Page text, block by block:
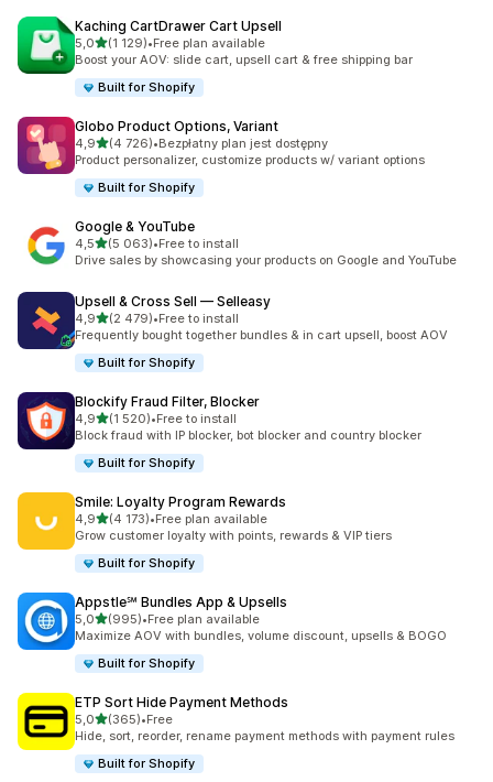
Kaching CartDrawer Cart Upsell
5,0na 5 gwiazdek
(1 129)
Łączna liczba recenzji: 1129
•Free plan available
Boost your AOV: slide cart, upsell cart & free shipping bar
Built for Shopify
Globo Product Options, Variant
4,9na 5 gwiazdek
(4 726)
Łączna liczba recenzji: 4726
•Bezpłatny plan jest dostępny
Product personalizer, customize products w/ variant options
Built for Shopify
Google & YouTube
4,5na 5 gwiazdek
(5 063)
Łączna liczba recenzji: 5063
•Free to install
Drive sales by showcasing your products on Google and YouTube
Upsell & Cross Sell — Selleasy
4,9na 5 gwiazdek
(2 479)
Łączna liczba recenzji: 2479
•Free to install
Frequently bought together bundles & in cart upsell, boost AOV
Built for Shopify
Blockify Fraud Filter, Blocker
4,9na 5 gwiazdek
(1 520)
Łączna liczba recenzji: 1520
•Free to install
Block fraud with IP blocker, bot blocker and country blocker
Built for Shopify
Smile: Loyalty Program Rewards
4,9na 5 gwiazdek
(4 173)
Łączna liczba recenzji: 4173
•Free plan available
Grow customer loyalty with points, rewards & VIP tiers
Built for Shopify
Appstle℠ Bundles App & Upsells
5,0na 5 gwiazdek
(995)
Łączna liczba recenzji: 995
•Free plan available
Maximize AOV with bundles, volume discount, upsells & BOGO
Built for Shopify
ETP Sort Hide Payment Methods
5,0na 5 gwiazdek
(365)
Łączna liczba recenzji: 365
•Free
Hide, sort, reorder, rename payment methods with payment rules
Built for Shopify